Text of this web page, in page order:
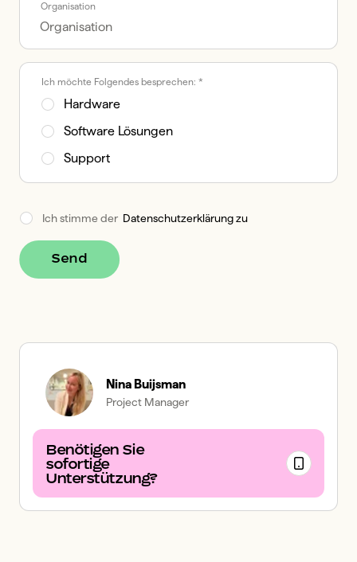
Organisation
Ich möchte Folgendes besprechen: *
Hardware
Software Lösungen
Support
Ich stimme der Datenschutzerklärung zu
Send
Nina Buijsman
Project Manager
Benötigen Sie
sofortige
Unterstützung?